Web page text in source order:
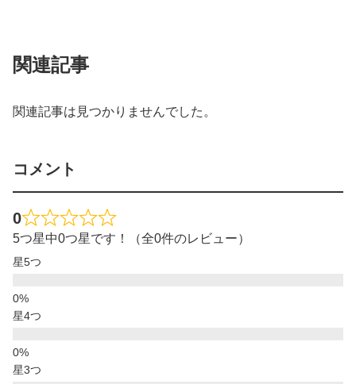
関連記事
関連記事は見つかりませんでした。
コメント
0
5つ星中0つ星です！（全0件のレビュー）
星5つ
星4つ
星3つ